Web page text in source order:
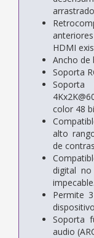
HDMI
Ancho de
Soporta
color 48
alto
de
digital
impecable.
Permite
Soporta
audio